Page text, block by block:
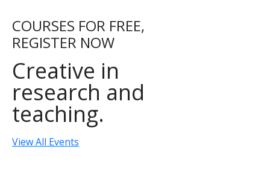
COURSES FOR FREE,
REGISTER NOW
Creative in
research and
teaching.
View All Events